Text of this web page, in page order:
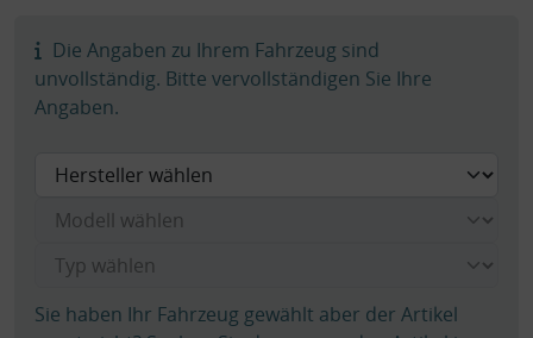
Die Angaben zu Ihrem Fahrzeug sind
unvollständig. Bitte vervollständigen Sie Ihre
Angaben.
Sie haben Ihr Fahrzeug gewählt aber der Artikel